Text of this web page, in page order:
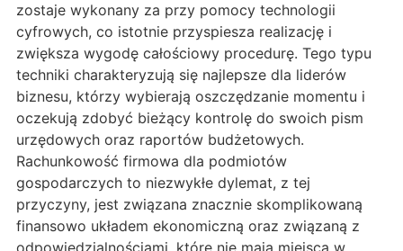
zostaje wykonany za przy pomocy technologii
cyfrowych, co istotnie przyspiesza realizację i
zwiększa wygodę całościowy procedurę. Tego typu
techniki charakteryzują się najlepsze dla liderów
biznesu, którzy wybierają oszczędzanie momentu i
oczekują zdobyć bieżący kontrolę do swoich pism
urzędowych oraz raportów budżetowych.
Rachunkowość firmowa dla podmiotów
gospodarczych to niezwykłe dylemat, z tej
przyczyny, jest związana znacznie skomplikowaną
finansowo układem ekonomiczną oraz związaną z